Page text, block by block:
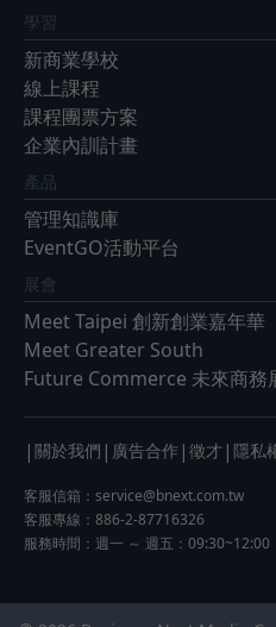
學習
新商業學校
線上課程
課程團票方案
企業內訓計畫
產品
管理知識庫
EventGO活動平台
展會
Meet Taipei 創新創業嘉年華
Meet Greater South
Future Commerce 未來商務
| 關於我們 | 廣告合作 | 徵才 | 隱私
客服信箱： service@bnext.com.tw
客服專線：886-2-87716326
服務時間：週一 ～ 週五：09:30~12:00